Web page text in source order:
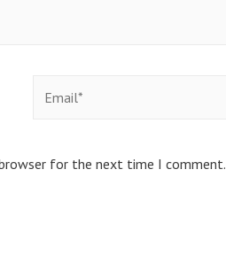
for the next time I comment.